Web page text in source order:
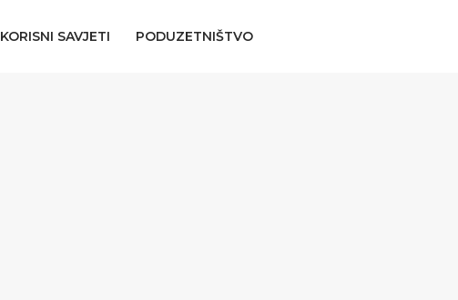
KORISNI SAVJETI PODUZETNIŠTVO